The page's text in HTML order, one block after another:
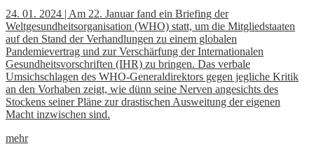
24. 01. 2024 | Am 22. Januar fand ein Briefing der
Weltgesundheitsorganisation (WHO) statt, um die Mitgliedstaaten
auf den Stand der Verhandlungen zu einem globalen
Pandemievertrag und zur Verschärfung der Internationalen
Gesundheitsvorschriften (IHR) zu bringen. Das verbale
Umsichschlagen des WHO-Generaldirektors gegen jegliche Kritik
an den Vorhaben zeigt, wie dünn seine Nerven angesichts des
Stockens seiner Pläne zur drastischen Ausweitung der eigenen
Macht inzwischen sind.
mehr